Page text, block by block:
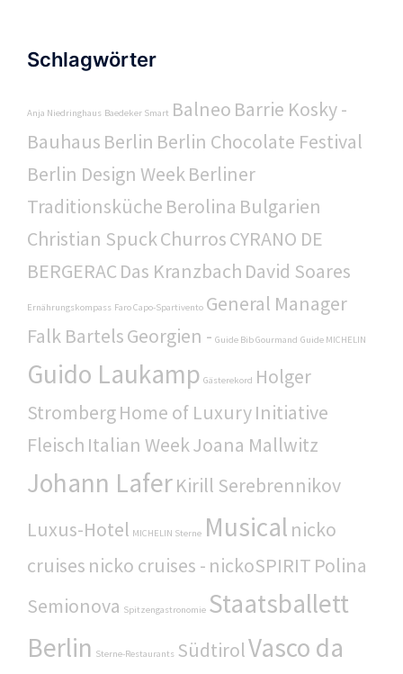
Schlagwörter
Anja Niedringhaus Baedeker Smart Balneo Barrie Kosky -
Bauhaus Berlin Berlin Chocolate Festival
Berlin Design WeekBerliner
Traditionsküche Berolina Bulgarien
Christian SpuckChurrosCYRANO DE
BERGERAC Das Kranzbach David Soares
Ernährungskompass Faro Capo-Spartivento General Manager
Falk BartelsGeorgien - Guide Bib Gourmand Guide MICHELIN
Guido Laukamp Gästerekord Holger
StrombergHome of LuxuryInitiative
Fleisch Italian WeekJoana Mallwitz
Johann LaferKirill Serebrennikov
Luxus-Hotel MICHELIN Sterne Musical nicko
cruises nicko cruises - nickoSPIRIT Polina
Semionova Spitzengastronomie Staatsballett
Berlin Sterne-Restaurants SüdtirolVasco da